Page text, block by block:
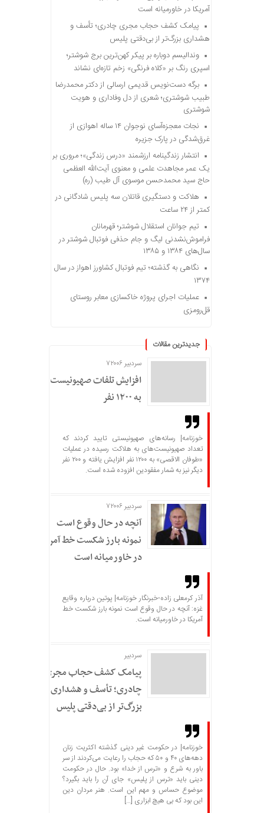
آمریکا در خاورمیانه است
پیامک کشف حجاب مجری چادری؛ تأسف و
هشداری بزرگ‌تر از بی‌دقتی پلیس
وندالیسم دوباره بر پیکر کهن‌ترین برج شوشتر؛
اسپری رنگ بر «کلاه فرنگی» زخم تازه‌ای نشاند
برگه دست‌نویس قدیمی ارسالی از دکتر محمدرضا
طبیب شوشتری؛ شعری از دل وفاداری و هویت
شوشتری
نجات معجزه‌آسای نوجوان ۱۴ ساله اهوازی از
غرق‌شدگی در پارک جزیره
انتشار زندگینامه ارزشمند «درس زندگی»؛ مروری بر
یک عمر مجاهدت علمی و معنوی آیت‌الله العظمی
حاج سید محمدحسن موسوی آل طیب (ره)
هلاکت و دستگیری قاتلان سه پلیس شادگانی در
کمتر از ۲۴ ساعت
تیم جوانان استقلال شوشتر؛ قهرمانان
فراموش‌نشدنی لیگ و جام حذفی فوتبال شوشتر در
سال‌های ۱۳۸۴ و ۱۳۸۵
نگاهی به گذشته؛ تیم فوتبال کشاورز اهواز در سال
۱۳۷۴
عملیات اجرای پروژه خاکسازی معابر روستای
قل‌رومزی
جدیدترین مقالات
سردبیر ۷۲۰۰۶
افزایش تلفات صهیونیست‌ها
به ۱۲۰۰ نفر
خوزنامه| رسانه‌های صهیونیستی تایید کردند که
تعداد صهیونیست‌های به هلاکت رسیده در عملیات
«طوفان الاقصی» به ۱۲۰۰ نفر افزایش یافته و ۲۰۰ نفر
دیگر نیز به شمار مفقودین افزوده شده است.
سردبیر ۷۲۰۰۶
آنچه در حال وقوع است
نمونه بارز شکست خط آمریکا
در خاورمیانه است
آذر کرمعلی زاده-خبرنگار خوزنامه| پوتین درباره وقایع
غزه: آنچه در حال وقوع است نمونه بارز شکست خط
آمریکا در خاورمیانه است.
سردبير
پیامک کشف حجاب مجری
چادری؛ تأسف و هشداری
بزرگ‌تر از بی‌دقتی پلیس
خوزنامه| در حکومت غیر دینی گذشته اکثریت زنان
دهه‌های ۴۰ و ۵۰ که حجاب را رعایت می‌کردند از سر
باور به شرع و «ترس از خدا» بود. حال در حکومت
دینی باید «ترس از پلیس» جای آن را باید بگیرد؟
موضوع حساس و مهم این است. هنر مردان دین
این بود که بی هیچ ابزاری […]